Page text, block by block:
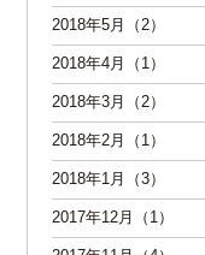
2018年5月（2）
2018年4月（1）
2018年3月（2）
2018年2月（1）
2018年1月（3）
2017年12月（1）